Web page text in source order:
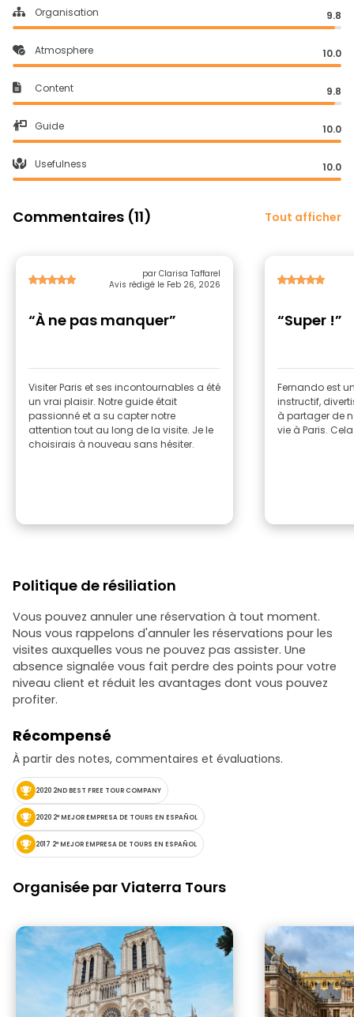
Organisation 9.8
Atmosphere 10.0
Content 9.8
Guide 10.0
Usefulness 10.0
Commentaires (11) Tout afficher
par Clarisa Taffarel
Avis rédigé le Feb 26, 2026
“À ne pas manquer”
Visiter Paris et ses incontournables a été
un vrai plaisir. Notre guide était
passionné et a su capter notre
attention tout au long de la visite. Je le
choisirais à nouveau sans hésiter.
“Super !”
Fernando est
instructif,
à partager de
vie à Paris.
Politique de résiliation
Vous pouvez annuler une réservation à tout moment.
Nous vous rappelons d'annuler les réservations pour les
visites auxquelles vous ne pouvez pas assister. Une
absence signalée vous fait perdre des points pour votre
niveau client et réduit les avantages dont vous pouvez
profiter.
Récompensé
À partir des notes, commentaires et évaluations.
2020 2ND BEST FREE TOUR COMPANY
2020 2ª MEJOR EMPRESA DE TOURS EN ESPAÑOL
2017 2ª MEJOR EMPRESA DE TOURS EN ESPAÑOL
Organisée par Viaterra Tours